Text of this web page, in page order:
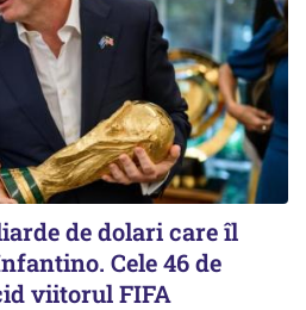
de dolari care îl
Cele 46 de
viitorul FIFA